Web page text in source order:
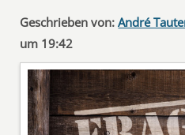
Geschrieben von: André
um 19:42